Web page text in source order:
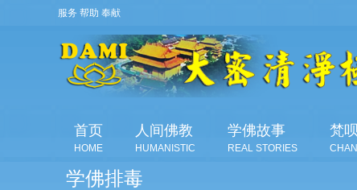
服务 帮助 奉献
首页
HOME
人间佛教
HUMANISTIC
学佛故事
REAL STORIES
梵
学佛排毒